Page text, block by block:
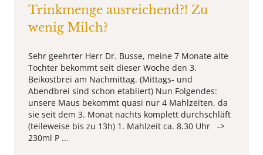
Trinkmenge ausreichend?! Zu
wenig Milch?
Sehr geehrter Herr Dr. Busse, meine 7 Monate alte
Tochter bekommt seit dieser Woche den 3.
Beikostbrei am Nachmittag. (Mittags- und
Abendbrei sind schon etabliert) Nun Folgendes:
unsere Maus bekommt quasi nur 4 Mahlzeiten, da
sie seit dem 3. Monat nachts komplett durchschläft
(teileweise bis zu 13h) 1. Mahlzeit ca. 8.30 Uhr ->
230ml P ...